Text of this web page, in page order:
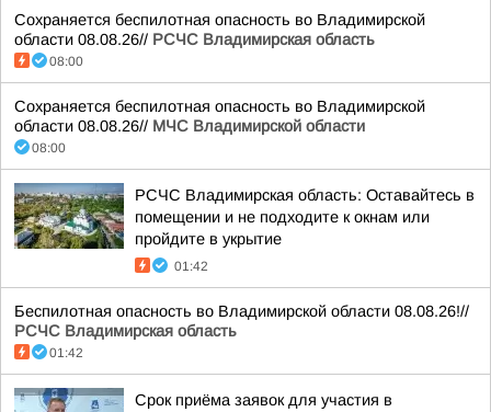
Сохраняется беспилотная опасность во Владимирской
области 08.08.26// РСЧС Владимирская область
08:00
Сохраняется беспилотная опасность во Владимирской
области 08.08.26// МЧС Владимирской области
08:00
РСЧС Владимирская область: Оставайтесь в
помещении и не подходите к окнам или
пройдите в укрытие
01:42
Беспилотная опасность во Владимирской области 08.08.26!//
РСЧС Владимирская область
01:42
Срок приёма заявок для участия в